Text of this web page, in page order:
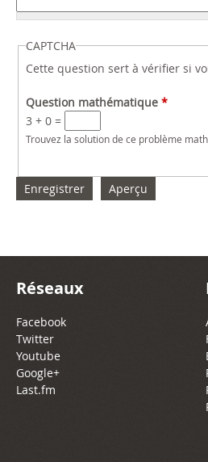
CAPTCHA
Cette question sert à vérifier si
Question mathématique *
3 + 0 =
Trouvez la solution de ce problème
Réseaux
Facebook
Twitter
Youtube
Google+
Last.fm